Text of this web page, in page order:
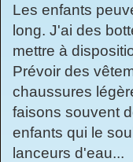
Les enfants
long. J'ai des
mettre à
Prévoir des
chaussures
faisons souvent
enfants qui le
lanceurs d'eau...